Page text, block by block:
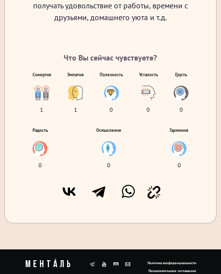
получать удовольствие от работы, времени с
друзьями, домашнего уюта и т.д.
Что Вы сейчас чувствуете?
Синергия
1
Эмпатия
1
Полезность
0
Усталость
0
Грусть
0
Радость
0
Осмысление
0
Гармония
0
Ментáль
Политика конфиденциальности
Пользовательское соглашение